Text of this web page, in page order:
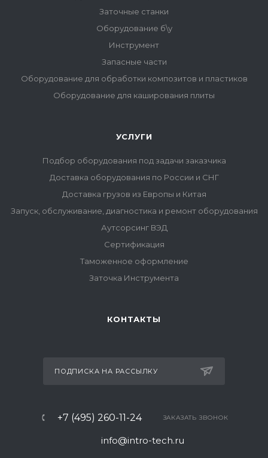
Заточные станки
Оборудование б\у
Инструмент
Запасные части
Оборудование для обработки композитов и пластиков
Оборудование для каширования плиты
УСЛУГИ
Подбор оборудования под задачи заказчика
Доставка оборудования по России и СНГ
Доставка грузов из Европы и Китая
Запуск, обслуживание, диагностика и ремонт оборудования
Аутсорсинг ВЭД
Сертификация
Таможенное оформление
Заточка Инструмента
КОНТАКТЫ
ПОДПИСКА НА РАССЫЛКУ
+7 (495) 260-11-24 ЗАКАЗАТЬ ЗВОНОК
info@intro-tech.ru